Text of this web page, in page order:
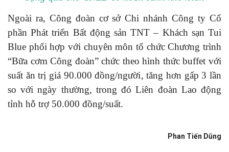
Ngoài ra, Công đoàn cơ sở Chi nhánh Công ty Cổ
phần Phát triển Bất động sản TNT – Khách sạn Tui
Blue phối hợp với chuyên môn tổ chức Chương trình
“Bữa cơm Công đoàn” chức theo hình thức buffet với
suất ăn trị giá 90.000 đồng/người, tăng hơn gấp 3 lần
so với ngày thường, trong đó Liên đoàn Lao động
tỉnh hỗ trợ 50.000 đồng/suất.
Phan Tiến Dũng